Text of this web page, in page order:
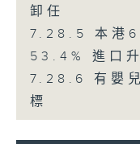
卸任
7.28.5 本港6
53.4% 進口
7.28.6 有嬰
標